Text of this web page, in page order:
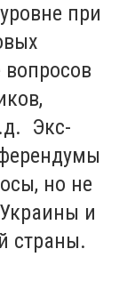
при
Экс-
но не
и
страны.